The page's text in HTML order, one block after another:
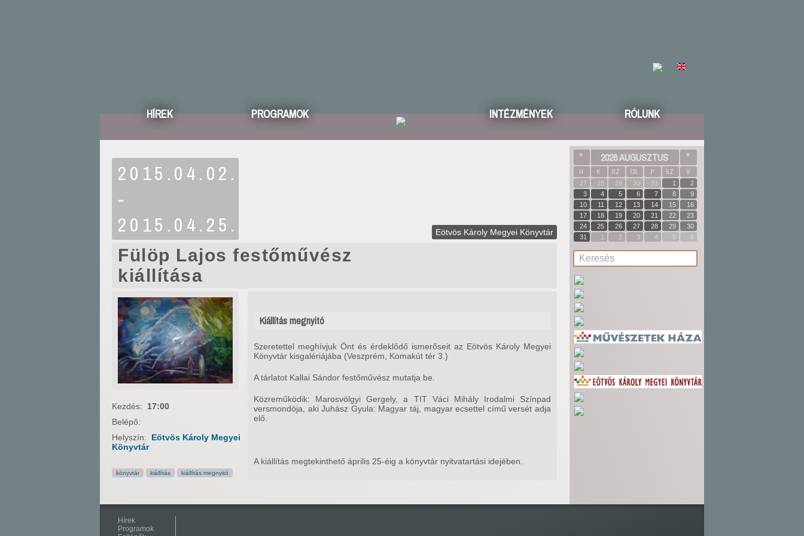
HÍREK PROGRAMOK INTÉZMÉNYEK RÓLUNK
2015.04.02.
-
2015.04.25.
Eötvös Károly Megyei Könyvtár
Fülöp Lajos festőművész
kiállítása
Kiállítás megnyitó
Szeretettel meghívjuk Önt és érdeklődő ismerőseit az Eötvös Károly Megyei
Könyvtár kisgalériájába (Veszprém, Komakút tér 3.)
A tárlatot Kallai Sándor festőművész mutatja be.
Közreműködik: Marosvölgyi Gergely, a TIT Váci Mihály Irodalmi Színpad
versmondója, aki Juhász Gyula: Magyar táj, magyar ecsettel című versét adja
elő.
A kiállítás megtekinthető április 25-éig a könyvtár nyitvatartási idejében.
Kezdés: 17:00
Belépő:
Helyszín:
Eötvös Károly Megyei
Könyvtár
könyvtár kiállítás kiállítás megnyitó
« 2026 AUGUSZTUS »
H K SZ CS P SZ V
27 28 29 30 31 1
2
3
4 5 6 7 8
9
10
11 12 13 14 15
16
17
18 19 20 21 22
23
24
25 26 27 28 29
30
31
1 2 3 4 5 6
Hírek
Programok